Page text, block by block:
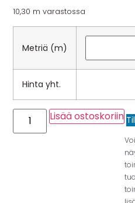
10,30 m varastossa
Metriä (m)
Hinta yht.
Lisää ostoskoriin